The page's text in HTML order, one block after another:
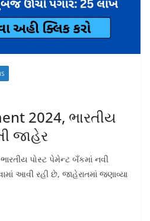
2024, ભારતીય
જાહેર
પોસ્ટ પેમેન્ટ બઁકમાં નવી
આવી રહી છે, જાહેરાતમાં જણાવ્યા